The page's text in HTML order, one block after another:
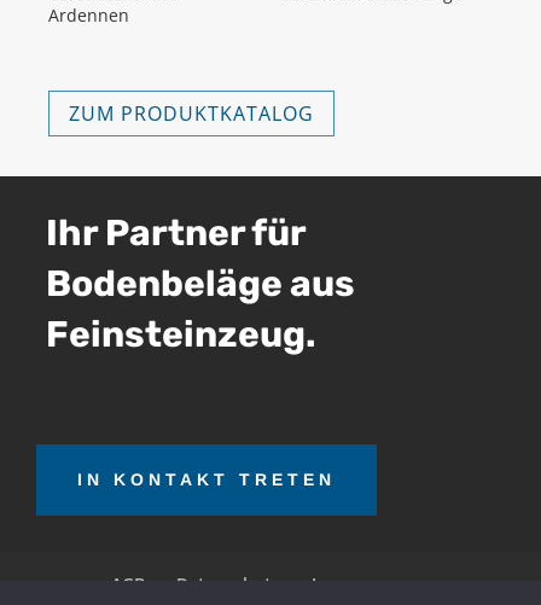
Ardennen
ZUM PRODUKTKATALOG
Ihr Partner für
Bodenbeläge aus
Feinsteinzeug.
IN KONTAKT TRETEN
AGB Datenschutz Impressum